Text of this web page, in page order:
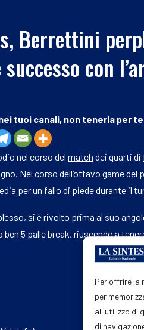
Per offrire la
per
all'utilizzo di
di
Berrettini
successo con
tuoi canali, non tenerla per
nel corso del match dei quarti di
. Nel corso dell’ottavo game del
per un fallo di piede durante il
si è rivolto prima al suo
5 palle break, riuscendo a